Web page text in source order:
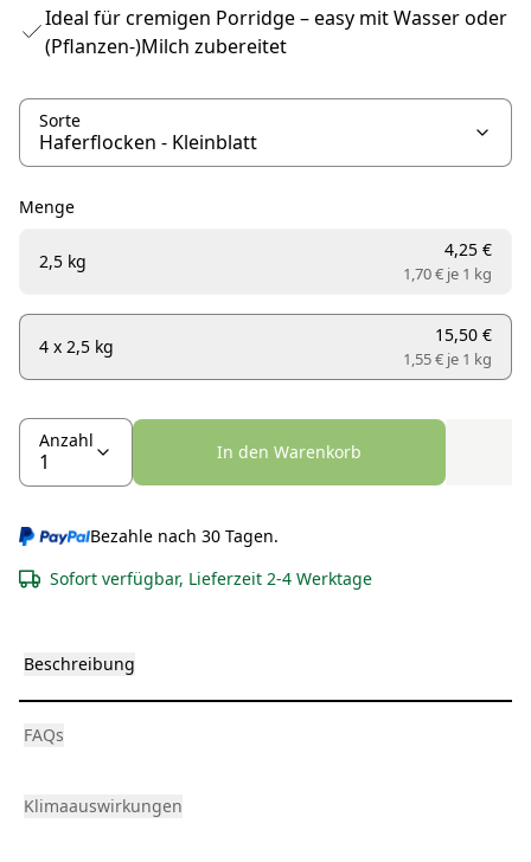
Ideal für cremigen Porridge – easy mit Wasser oder
(Pflanzen-)Milch zubereitet
Sorte
Menge
2,5 kg
4,25 €
1,70 € je 1 kg
4 x 2,5 kg
15,50 €
1,55 € je 1 kg
Anzahl
In den Warenkorb
Bezahle nach 30 Tagen.
Sofort verfügbar, Lieferzeit 2-4 Werktage
Beschreibung
FAQs
Klimaauswirkungen